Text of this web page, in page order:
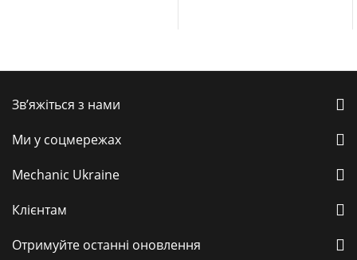
Зв’яжіться з нами
Ми у соцмережах
Mechanic Ukraine
Клієнтам
Отримуйте останні оновлення